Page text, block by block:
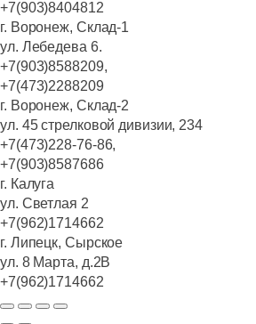
+7(903)8404812
г. Воронеж, Склад-1
ул. Лебедева 6.
+7(903)8588209,
+7(473)2288209
г. Воронеж, Склад-2
ул. 45 стрелковой дивизии, 234
+7(473)228-76-86,
+7(903)8587686
г. Калуга
ул. Светлая 2
+7(962)1714662
г. Липецк, Сырское
ул. 8 Марта, д.2В
+7(962)1714662